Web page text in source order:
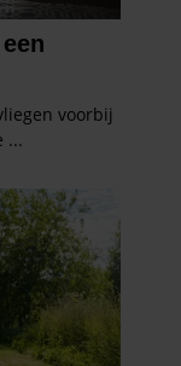
services. U
website blijft